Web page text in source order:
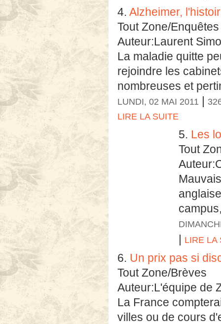
4. Alzheimer,
Tout Zone/Enquêtes
Auteur:Laurent
La maladie quitte
rejoindre les
nombreuses et
LUNDI, 02 MAI 2011 |
LIRE LA SUITE
5. Les
Tout
| LIRE LA
6. Un prix pas si
Tout Zone/Brèves
Auteur:L'équipe de
La France
villes ou de cours